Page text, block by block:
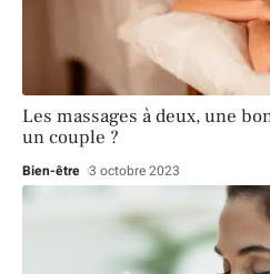
Les massages à deux, une
un couple ?
Bien-être 3 octobre 2023